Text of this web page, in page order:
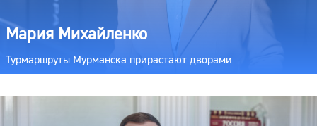
Мария Михайленко
Турмаршруты Мурманска прирастают дворами